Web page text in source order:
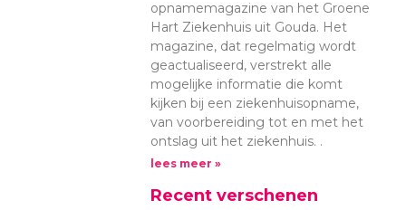
opnamemagazine van het Groene
Hart Ziekenhuis uit Gouda. Het
magazine, dat regelmatig wordt
geactualiseerd, verstrekt alle
mogelijke informatie die komt
kijken bij een ziekenhuisopname,
van voorbereiding tot en met het
ontslag uit het ziekenhuis. .
lees meer »
Recent verschenen